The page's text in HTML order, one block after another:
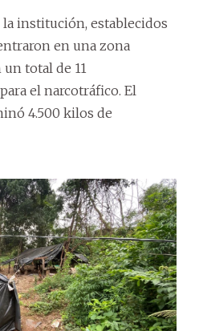
la institución, establecidos
en una zona
total de 11
el narcotráfico. El
4.500 kilos de